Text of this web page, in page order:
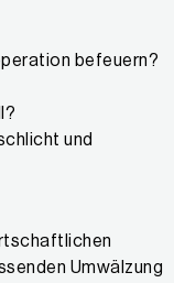
befeuern?
und
Umwälzung